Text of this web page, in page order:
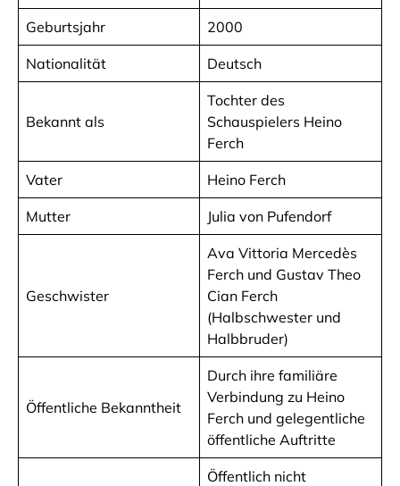
Geburtsjahr 2000
Nationalität Deutsch
Bekannt als
Tochter des
Schauspielers Heino
Ferch
Vater Heino Ferch
Mutter Julia von Pufendorf
Geschwister
Ava Vittoria Mercedès
Ferch und Gustav Theo
Cian Ferch
(Halbschwester und
Halbbruder)
Öffentliche Bekanntheit
Durch ihre familiäre
Verbindung zu Heino
Ferch und gelegentliche
öffentliche Auftritte
Öffentlich nicht